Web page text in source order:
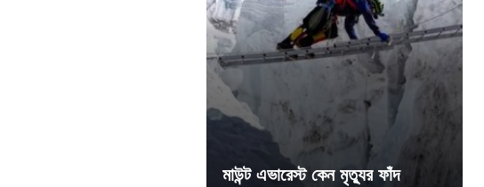
মাউন্ট এভারেস্ট কেন মৃত্যুর ফাঁদ